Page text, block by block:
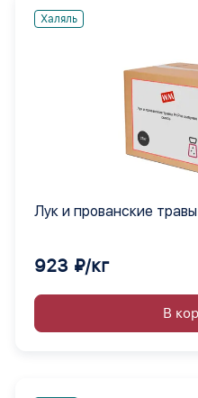
Халяль
Лук и прованские
923 ₽/кг
В